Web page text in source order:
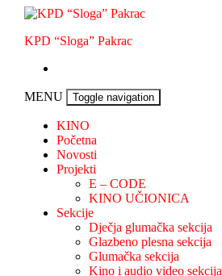
Skip
content
KPD “Sloga” Pakrac
MENU Toggle navigation
KINO
Početna
Novosti
Projekti
E – CODE
KINO UČIONICA
Sekcije
Dječja glumačka sekcija
Glazbeno plesna sekcija
Glumačka sekcija
Kino i audio video sekcija